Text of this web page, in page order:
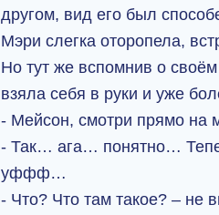
другом, вид его был
Мэри слегка оторопела,
Но тут же вспомнив о
взяла себя в руки и уже
- Мейсон, смотри прямо на
- Так… ага… понятно…
уффф…
- Что? Что там такое? – не